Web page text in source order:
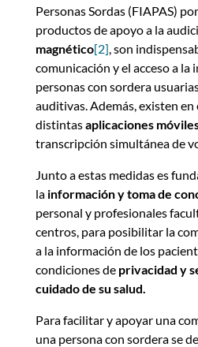
Personas Sordas (FIAPAS)
productos de apoyo a la
magnético[2] , son
comunicación y el acceso a la
personas con sordera
auditivas. Además, existen en
distintasaplicaciones
transcripción simultánea de
Junto a estas medidas es
la información y toma de
personal y profesionales
centros, para posibilitar la
a la información de los
condiciones de privacidad y
cuidado de su salud.
Para facilitar y apoyar una
una persona con sordera se